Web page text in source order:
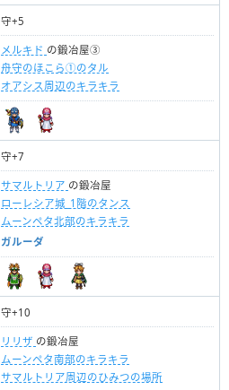
守+5
メルキド の鍛冶屋③
舟守のほこら①のタル
オアシス周辺のキラキラ
守+7
サマルトリア の鍛冶屋
ローレシア城_1階のタンス
ムーンペタ北部のキラキラ
ガルーダ
守+10
リリザ の鍛冶屋
ムーンペタ南部のキラキラ
サマルトリア周辺のひみつの場所